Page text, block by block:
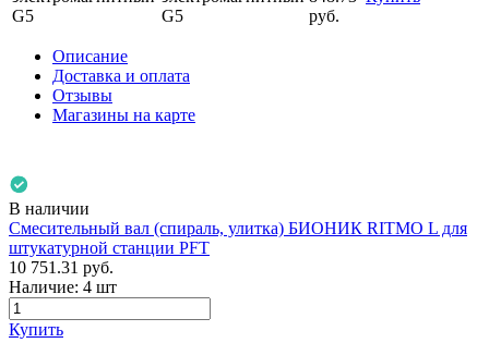
G5
руб.
Описание
Доставка и оплата
Отзывы
Магазины на карте
В наличии
Смесительный вал (спираль, улитка) БИОНИК RITMO L для
штукатурной станции PFT
10 751.31 руб.
Наличие: 4 шт
Купить